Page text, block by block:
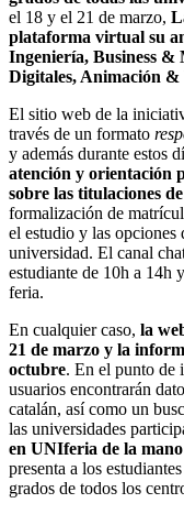
el 18 y el 21 de marzo,
plataforma virtual su
Ingeniería, Business &
Digitales, Animación
El sitio web de la
través de un formato
y además durante estos
atención y orientación
sobre las titulaciones
formalización de
el estudio y las
universidad. El canal
estudiante de 10h a 14h
feria.
En cualquier caso, la
21 de marzo y la
octubre. En el punto de
usuarios encontrarán
catalán, así como un
las universidades
en UNIferia de la
presenta a los
grados de todos los